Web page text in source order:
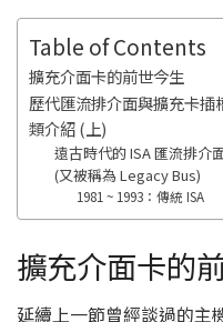
Table of Contents
擴充介面卡的前世今生
歷代匯流排介面與擴充卡插
類介紹 (上)
遠古時代的 ISA 匯流排介
(又被稱為 Legacy Bus)
1981 ~ 1993：傳統 ISA
擴充介面卡的
延續上一節曾經談過的主